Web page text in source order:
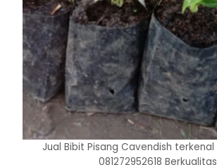
Jual Bibit Pisang Cavendish terkenal
081272952618 Berkualitas